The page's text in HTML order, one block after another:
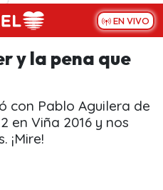
EN VIVO
y la pena que
con Pablo Aguilera de
en Viña 2016 y nos
¡Mire!